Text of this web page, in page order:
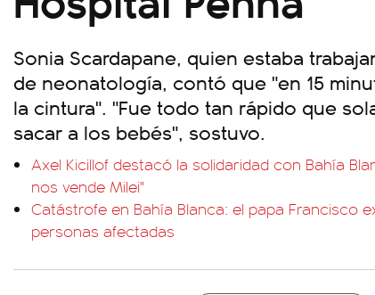
Sonia Scardapane, quien estaba
de neonatología, contó que "en 15
la cintura". "Fue todo tan rápido que
sacar a los bebés", sostuvo.
Axel Kicillof destacó la solidaridad con Bahía
nos vende Milei"
Catástrofe en Bahía Blanca: el papa Francisco
personas afectadas